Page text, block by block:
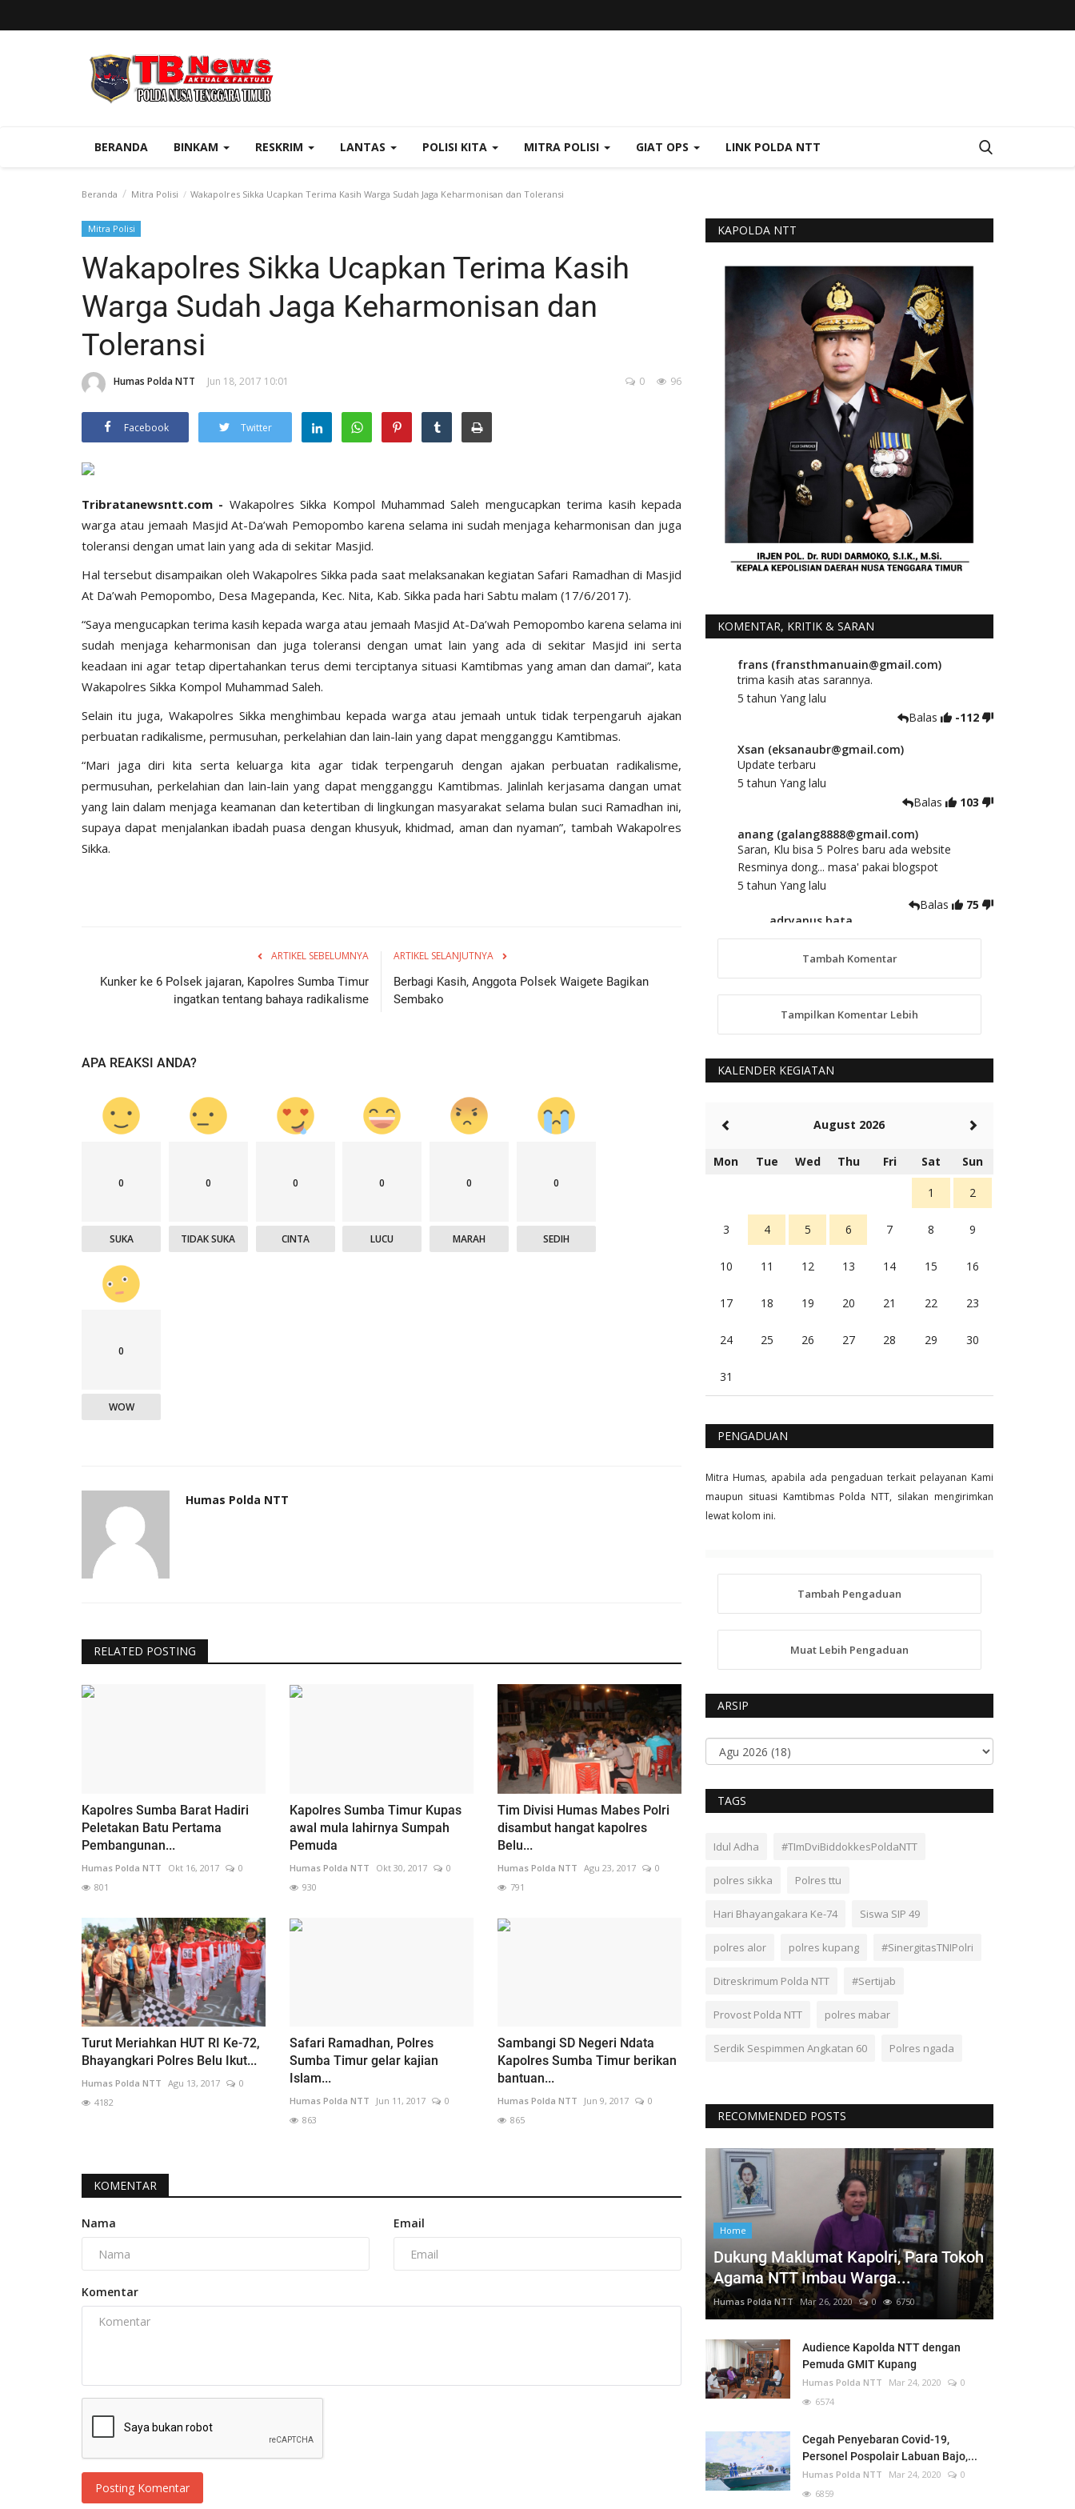
BERANDA BINKAM RESKRIM LANTAS POLISI KITA MITRA POLISI GIAT OPS LINK POLDA NTT
Beranda Mitra Polisi Wakapolres Sikka Ucapkan Terima Kasih Warga Sudah Jaga Keharmonisan dan Toleransi
Mitra Polisi
Wakapolres Sikka Ucapkan Terima Kasih
Warga Sudah Jaga Keharmonisan dan
Toleransi
Humas Polda NTT Jun 18, 2017 10:01 96
0
Facebook Twitter
Tribratanewsntt.com - Wakapolres Sikka Kompol Muhammad Saleh mengucapkan terima kasih kepada
warga atau jemaah Masjid At-Da’wah Pemopombo karena selama ini sudah menjaga keharmonisan dan juga
toleransi dengan umat lain yang ada di sekitar Masjid.
Hal tersebut disampaikan oleh Wakapolres Sikka pada saat melaksanakan kegiatan Safari Ramadhan di Masjid
At Da’wah Pemopombo, Desa Magepanda, Kec. Nita, Kab. Sikka pada hari Sabtu malam (17/6/2017).
“Saya mengucapkan terima kasih kepada warga atau jemaah Masjid At-Da’wah Pemopombo karena selama ini
sudah menjaga keharmonisan dan juga toleransi dengan umat lain yang ada di sekitar Masjid ini serta
keadaan ini agar tetap dipertahankan terus demi terciptanya situasi Kamtibmas yang aman dan damai”, kata
Wakapolres Sikka Kompol Muhammad Saleh.
Selain itu juga, Wakapolres Sikka menghimbau kepada warga atau jemaah untuk tidak terpengaruh ajakan
perbuatan radikalisme, permusuhan, perkelahian dan lain-lain yang dapat mengganggu Kamtibmas.
“Mari jaga diri kita serta keluarga kita agar tidak terpengaruh dengan ajakan perbuatan radikalisme,
permusuhan, perkelahian dan lain-lain yang dapat mengganggu Kamtibmas. Jalinlah kerjasama dangan umat
yang lain dalam menjaga keamanan dan ketertiban di lingkungan masyarakat selama bulan suci Ramadhan ini,
supaya dapat menjalankan ibadah puasa dengan khusyuk, khidmad, aman dan nyaman”, tambah Wakapolres
Sikka.
ARTIKEL SEBELUMNYA
Kunker ke 6 Polsek jajaran, Kapolres Sumba Timur
ingatkan tentang bahaya radikalisme
ARTIKEL SELANJUTNYA
Berbagi Kasih, Anggota Polsek Waigete Bagikan
Sembako
APA REAKSI ANDA?
0
SUKA
0
TIDAK SUKA
0
CINTA
0
LUCU
0
MARAH
0
SEDIH
0
WOW
Humas Polda NTT
RELATED POSTING
Kapolres Sumba Barat Hadiri
Peletakan Batu Pertama
Pembangunan...
Humas Polda NTT Okt 16, 2017
0
801
Kapolres Sumba Timur Kupas
awal mula lahirnya Sumpah
Pemuda
Humas Polda NTT Okt 30, 2017
0
930
Tim Divisi Humas Mabes Polri
disambut hangat kapolres
Belu...
Humas Polda NTT Agu 23, 2017
0
791
Turut Meriahkan HUT RI Ke-72,
Bhayangkari Polres Belu Ikut...
Humas Polda NTT Agu 13, 2017
0
4182
Safari Ramadhan, Polres
Sumba Timur gelar kajian
Islam...
Humas Polda NTT Jun 11, 2017
0
863
Sambangi SD Negeri Ndata
Kapolres Sumba Timur berikan
bantuan...
Humas Polda NTT Jun 9, 2017
0
865
KOMENTAR
Nama Email
Komentar
Posting Komentar
KAPOLDA NTT
KOMENTAR, KRITIK & SARAN
frans (fransthmanuain@gmail.com)
trima kasih atas sarannya.
5 tahun Yang lalu
Balas
-112
Xsan (eksanaubr@gmail.com)
Update terbaru
5 tahun Yang lalu
Balas
103
anang (galang8888@gmail.com)
Saran, Klu bisa 5 Polres baru ada website
Resminya dong... masa' pakai blogspot
5 tahun Yang lalu
Balas
75
adryanus bata
kami tindaklanjuti
5 tahun Yang lalu
88
anggy (anakkaos@gmail.com)
Sumba Barat Aman, Trmksih Pak Polisi
5 tahun Yang lalu
Rambu (rambu03@gmail.com)
5 tahun Yang lalu
Balas
16
Tambah Komentar
Tampilkan Komentar Lebih
KALENDER KEGIATAN
August 2026
Mon Tue Wed Thu Fri Sat Sun
1 2
3 4 5 6 7 8 9
10 11 12 13 14 15 16
17 18 19 20 21 22 23
24 25 26 27 28 29 30
31
PENGADUAN
Mitra Humas, apabila ada pengaduan terkait pelayanan Kami
maupun situasi Kamtibmas Polda NTT, silakan mengirimkan
lewat kolom ini.
Tambah Pengaduan
Muat Lebih Pengaduan
ARSIP
TAGS
Idul Adha #TImDviBiddokkesPoldaNTT
polres sikka Polres ttu
Hari Bhayangakara Ke-74 Siswa SIP 49
polres alor polres kupang #SinergitasTNIPolri
Ditreskrimum Polda NTT #Sertijab
Provost Polda NTT polres mabar
Serdik Sespimmen Angkatan 60 Polres ngada
RECOMMENDED POSTS
Home
Dukung Maklumat Kapolri, Para Tokoh
Agama NTT Imbau Warga...
Humas Polda NTT Mar 26, 2020 0 6750
Audience Kapolda NTT dengan
Pemuda GMIT Kupang
Humas Polda NTT Mar 24, 2020
0
6574
Cegah Penyebaran Covid-19,
Personel Pospolair Labuan Bajo,...
Humas Polda NTT Mar 24, 2020
0
6859